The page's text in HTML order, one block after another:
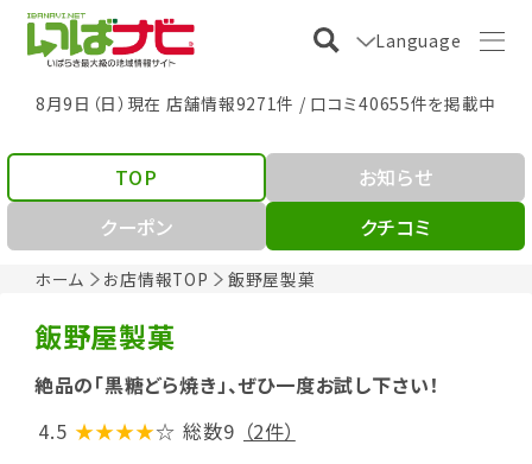
Language
8月9日（日）現在 店舗情報9271件 / 口コミ40655件を掲載中
ホーム お店情報TOP 飯野屋製菓
TOP
お知らせ
クーポン
クチコミ
飯野屋製菓
絶品の「黒糖どら焼き」、ぜひ一度お試し下さい！
4.5 ★★★★☆ 総数9 （2件）